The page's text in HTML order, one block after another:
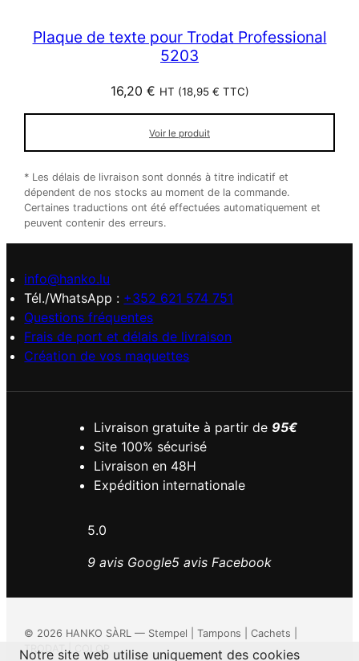
Plaque de texte pour Trodat Professional
5203
16,20 € HT (18,95 € TTC)
Voir le produit
* Les délais de livraison sont donnés à titre indicatif et
dépendent de nos stocks au moment de la commande.
Certaines traductions ont été effectuées automatiquement et
peuvent contenir des erreurs.
info@hanko.lu
Tél./WhatsApp : +352 621 574 751
Questions fréquentes
Frais de port et délais de livraison
Création de vos maquettes
Livraison gratuite à partir de 95€
Site 100% sécurisé
Livraison en 48H
Expédition internationale
5.0
9 avis Google5 avis Facebook
© 2026 HANKO SÀRL — Stempel | Tampons | Cachets |
TRODAT | COLOP
Notre site web utilise uniquement des cookies